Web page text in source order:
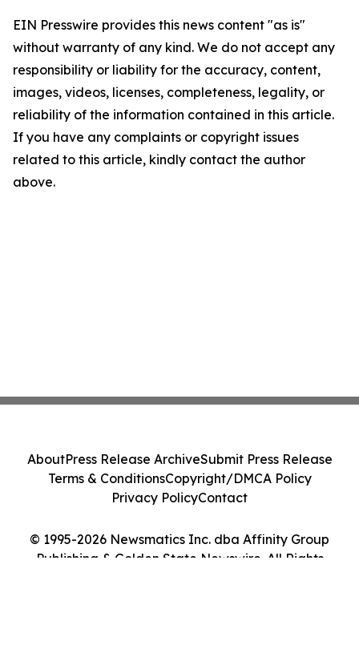
EIN Presswire provides this news content "as is"
without warranty of any kind. We do not accept any
responsibility or liability for the accuracy, content,
images, videos, licenses, completeness, legality, or
reliability of the information contained in this article.
If you have any complaints or copyright issues
related to this article, kindly contact the author
above.
© 1995-2026 Newsmatics Inc. dba Affinity Group
Publishing & Golden State Newswire. All Rights
AboutPress Release ArchiveSubmit Press Release
Terms & ConditionsCopyright/DMCA Policy
Privacy PolicyContact